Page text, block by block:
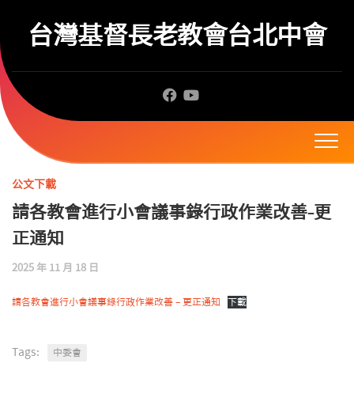
content台灣基督長老教會台北中會
公文下載
請各教會進行小會議事錄行政作業改善-更
正通知
2025 年 11 月 18 日
請各教會進行小會議事錄行政作業改善 – 更正通知 下載
Tags: 中委會